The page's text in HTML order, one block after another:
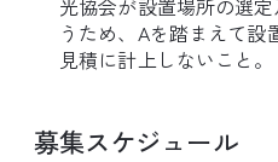
光協会が設置場所の選
うため、Aを踏まえて設
見積に計上しないこと。
募集スケジュール